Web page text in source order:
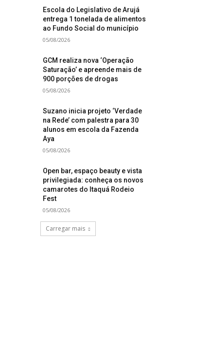
Escola do Legislativo de Arujá
entrega 1 tonelada de alimentos
ao Fundo Social do município
05/08/2026
GCM realiza nova ‘Operação
Saturação’ e apreende mais de
900 porções de drogas
05/08/2026
Suzano inicia projeto ‘Verdade
na Rede’ com palestra para 30
alunos em escola da Fazenda
Aya
05/08/2026
Open bar, espaço beauty e vista
privilegiada: conheça os novos
camarotes do Itaquá Rodeio
Fest
05/08/2026
Carregar mais